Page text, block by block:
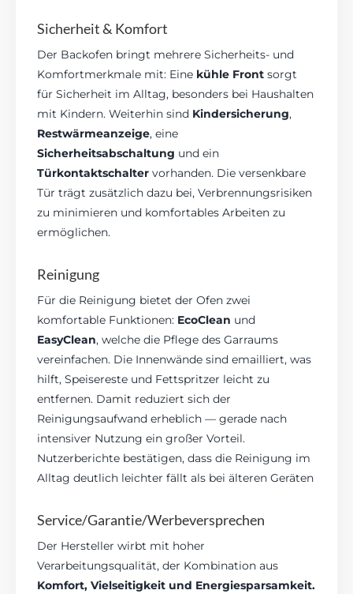
Sicherheit & Komfort
Der Backofen bringt mehrere Sicherheits- und
Komfortmerkmale mit: Eine kühle Front sorgt
für Sicherheit im Alltag, besonders bei Haushalten
mit Kindern. Weiterhin sind Kindersicherung,
Restwärmeanzeige, eine
Sicherheitsabschaltung und ein
Türkontaktschalter vorhanden. Die versenkbare
Tür trägt zusätzlich dazu bei, Verbrennungsrisiken
zu minimieren und komfortables Arbeiten zu
ermöglichen.
Reinigung
Für die Reinigung bietet der Ofen zwei
komfortable Funktionen: EcoClean und
EasyClean, welche die Pflege des Garraums
vereinfachen. Die Innenwände sind emailliert, was
hilft, Speisereste und Fettspritzer leicht zu
entfernen. Damit reduziert sich der
Reinigungsaufwand erheblich — gerade nach
intensiver Nutzung ein großer Vorteil.
Nutzerberichte bestätigen, dass die Reinigung im
Alltag deutlich leichter fällt als bei älteren Geräten
Service/Garantie/Werbeversprechen
Der Hersteller wirbt mit hoher
Verarbeitungsqualität, der Kombination aus
Komfort, Vielseitigkeit und Energiesparsamkeit.